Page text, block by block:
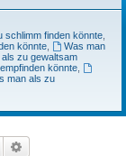
schlimm finden könnte,
könnte,
Was man
zu gewaltsam
könnte,
man als zu
Suche